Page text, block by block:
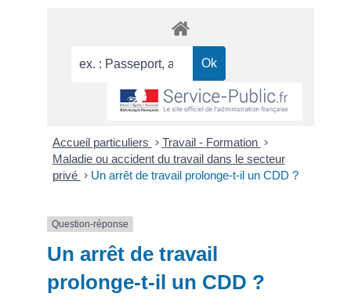
Accueil particuliers > Travail - Formation >
Maladie ou accident du travail dans le secteur
privé > Un arrêt de travail prolonge-t-il un CDD ?
Question-réponse
Un arrêt de travail
prolonge-t-il un CDD ?